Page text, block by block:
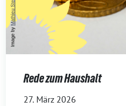
Rede zum Haushalt
27. März 2026